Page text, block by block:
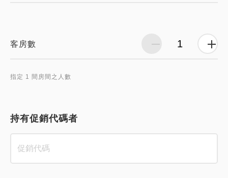
客房數
指定 1 間房間之人數
持有促銷代碼者